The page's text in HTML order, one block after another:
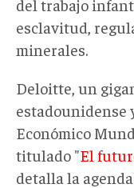
del trabajo
esclavitud,
minerales.
Deloitte, un
estadounidense
Económico
titulado "El
detalla la